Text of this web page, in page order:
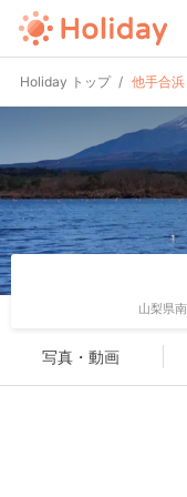
Holiday トップ 他手合浜
山梨県
写真・動画